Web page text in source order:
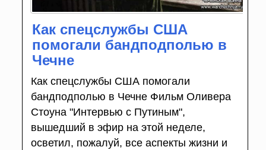
Как спецслужбы США
помогали бандподполью в
Чечне
Как спецслужбы США помогали
бандподполью в Чечне Фильм Оливера
Стоуна "Интервью с Путиным",
вышедший в эфир на этой неделе,
осветил, пожалуй, все аспекты жизни и